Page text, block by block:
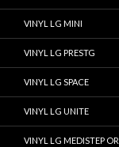
VINYL LG MINI
VINYL LG PRESTG
VINYL LG SPACE
VINYL LG UNITE
VINYL LG MEDISTEP